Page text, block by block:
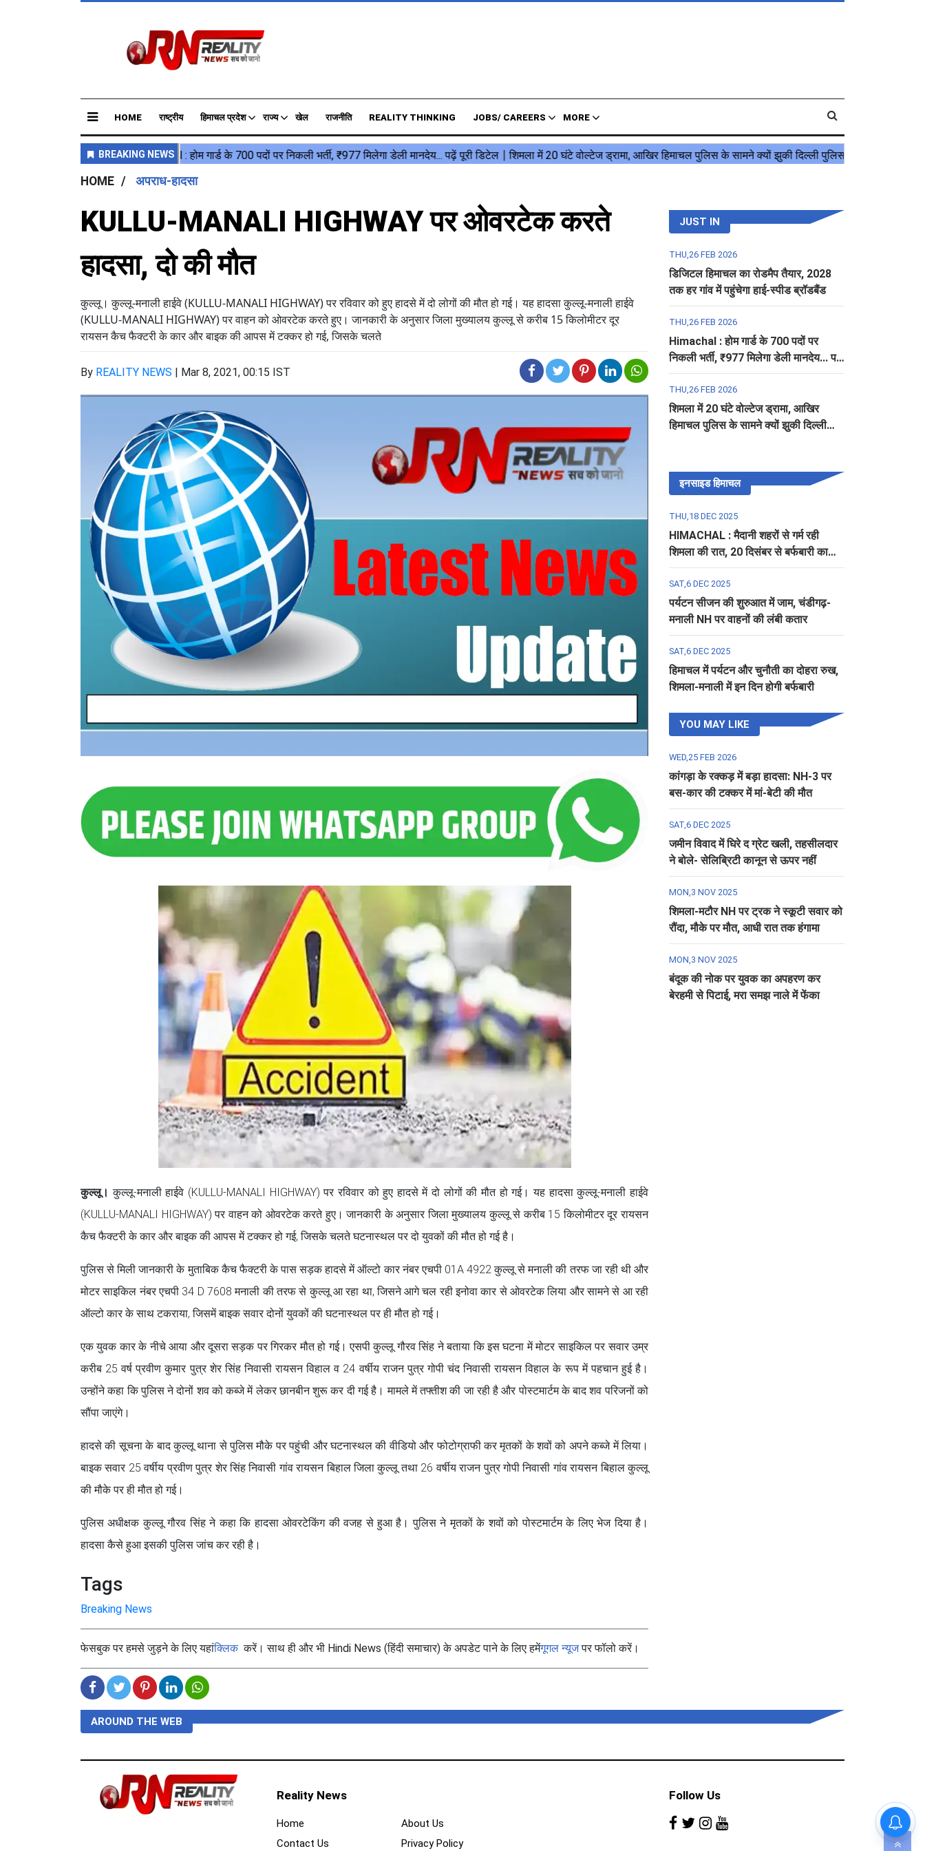
HOME राष्ट्रीय हिमाचल प्रदेश राज्य खेल राजनीति REALITY THINKING JOBS/ CAREERS MORE
HOME अपराध-हादसा
KULLU-MANALI HIGHWAY पर ओवरटेक करते
हादसा, दो की मौत
कुल्लू। कुल्लू-मनाली हाईवे (KULLU-MANALI HIGHWAY) पर रविवार को हुए हादसे में दो लोगों की मौत हो गई। यह हादसा कुल्लू-मनाली हाईवे
(KULLU-MANALI HIGHWAY) पर वाहन को ओवरटेक करते हुए। जानकारी के अनुसार जिला मुख्यालय कुल्लू से करीब 15 किलोमीटर दूर
रायसन कैच फैक्टरी के कार और बाइक की आपस में टक्कर हो गई, जिसके चलते
By REALITY NEWS | Mar 8, 2021, 00:15 IST
कुल्लू। कुल्लू-मनाली हाईवे (KULLU-MANALI HIGHWAY) पर रविवार को हुए हादसे में दो लोगों की मौत हो गई। यह हादसा कुल्लू-मनाली हाईवे
(KULLU-MANALI HIGHWAY) पर वाहन को ओवरटेक करते हुए। जानकारी के अनुसार जिला मुख्यालय कुल्लू से करीब 15 किलोमीटर दूर रायसन
कैच फैक्टरी के कार और बाइक की आपस में टक्कर हो गई, जिसके चलते घटनास्थल पर दो युवकों की मौत हो गई है।
पुलिस से मिली जानकारी के मुताबिक कैच फैक्टरी के पास सड़क हादसे में ऑल्टो कार नंबर एचपी 01A 4922 कुल्लू से मनाली की तरफ जा रही थी और
मोटर साइकिल नंबर एचपी 34 D 7608 मनाली की तरफ से कुल्लू आ रहा था, जिसने आगे चल रही इनोवा कार से ओवरटेक लिया और सामने से आ रही
ऑल्टो कार के साथ टकराया, जिसमें बाइक सवार दोनों युवकों की घटनास्थल पर ही मौत हो गई।
एक युवक कार के नीचे आया और दूसरा सड़क पर गिरकर मौत हो गई। एसपी कुल्लू गौरव सिंह ने बताया कि इस घटना में मोटर साइकिल पर सवार उम्र
करीब 25 वर्ष प्रवीण कुमार पुत्र शेर सिंह निवासी रायसन विहाल व 24 वर्षीय राजन पुत्र गोपी चंद निवासी रायसन विहाल के रूप में पहचान हुई है।
उन्होंने कहा कि पुलिस ने दोनों शव को कब्जे में लेकर छानबीन शुरू कर दी गई है। मामले में तफ्तीश की जा रही है और पोस्टमार्टम के बाद शव परिजनों को
सौंपा जाएंगे।
हादसे की सूचना के बाद कुल्लू थाना से पुलिस मौके पर पहुंची और घटनास्थल की वीडियो और फोटोग्राफी कर मृतकों के शवों को अपने कब्जे में लिया।
बाइक सवार 25 वर्षीय प्रवीण पुत्र शेर सिंह निवासी गांव रायसन बिहाल जिला कुल्लू तथा 26 वर्षीय राजन पुत्र गोपी निवासी गांव रायसन बिहाल कुल्लू
की मौके पर ही मौत हो गई।
पुलिस अधीक्षक कुल्लू गौरव सिंह ने कहा कि हादसा ओवरटेकिंग की वजह से हुआ है। पुलिस ने मृतकों के शवों को पोस्टमार्टम के लिए भेज दिया है।
हादसा कैसे हुआ इसकी पुलिस जांच कर रही है।
Tags
Breaking News
फेसबुक पर हमसे जुड़ने के लिए यहांक्लिककरें। साथ ही और भी Hindi News (हिंदी समाचार) के अपडेट पाने के लिए हमेंगूगल न्यूजपर फॉलो करें।
JUST IN
THU,26 FEB 2026
डिजिटल हिमाचल का रोडमैप तैयार, 2028
तक हर गांव में पहुंचेगा हाई-स्पीड ब्रॉडबैंड
THU,26 FEB 2026
Himachal : होम गार्ड के 700 पदों पर
निकली भर्ती, ₹977 मिलेगा डेली मानदेय... पढ़ें
पूरी डिटेल
THU,26 FEB 2026
शिमला में 20 घंटे वोल्टेज ड्रामा, आखिर
हिमाचल पुलिस के सामने क्यों झुकी दिल्ली
इनसाइड हिमाचल
THU,18 DEC 2025
HIMACHAL : मैदानी शहरों से गर्म रही
शिमला की रात, 20 दिसंबर से बर्फबारी का
अलर्ट
SAT,6 DEC 2025
पर्यटन सीजन की शुरुआत में जाम, चंडीगढ़-
मनाली NH पर वाहनों की लंबी कतार
SAT,6 DEC 2025
हिमाचल में पर्यटन और चुनौती का दोहरा रुख,
शिमला-मनाली में इन दिन होगी बर्फबारी
YOU MAY LIKE
WED,25 FEB 2026
कांगड़ा के रक्कड़ में बड़ा हादसा: NH-3 पर
बस-कार की टक्कर में मां-बेटी की मौत
SAT,6 DEC 2025
जमीन विवाद में घिरे द ग्रेट खली, तहसीलदार
ने बोले- सेलिब्रिटी कानून से ऊपर नहीं
MON,3 NOV 2025
शिमला-मटौर NH पर ट्रक ने स्कूटी सवार को
रौंदा, मौके पर मौत, आधी रात तक हंगामा
MON,3 NOV 2025
बंदूक की नोक पर युवक का अपहरण कर
बेरहमी से पिटाई, मरा समझ नाले में फेंका
AROUND THE WEB
Reality News
Home
About Us
Contact Us
Privacy Policy
Follow Us